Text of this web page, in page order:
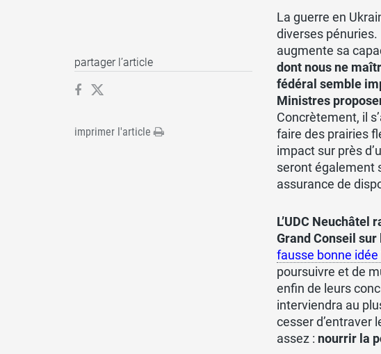
La guerre en
diverses
augmente sa
dont nous ne
fédéral semble
Ministres
Concrètement, il
faire des prairies
impact sur près
seront également
assurance de
L’UDC Neuchâtel
Grand Conseil sur
fausse bonne idée
poursuivre et de
enfin de leurs
interviendra au
cesser d’entraver
assez : nourrir la
partager l’article
imprimer l'article